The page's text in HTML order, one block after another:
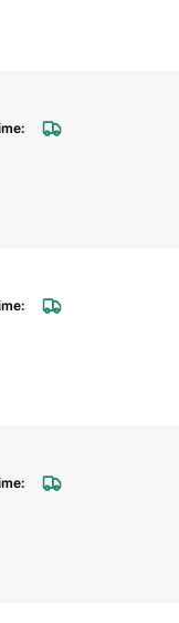
45x60mm
50x70mm
60x80mm
70x90mm